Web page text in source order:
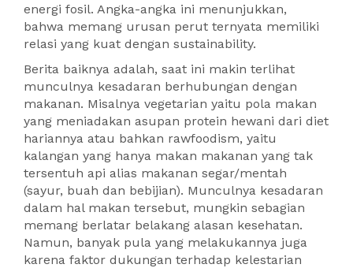
energi fosil. Angka-angka ini menunjukkan,
bahwa memang urusan perut ternyata memiliki
relasi yang kuat dengan sustainability.
Berita baiknya adalah, saat ini makin terlihat
munculnya kesadaran berhubungan dengan
makanan. Misalnya vegetarian yaitu pola makan
yang meniadakan asupan protein hewani dari diet
hariannya atau bahkan rawfoodism, yaitu
kalangan yang hanya makan makanan yang tak
tersentuh api alias makanan segar/mentah
(sayur, buah dan bebijian). Munculnya kesadaran
dalam hal makan tersebut, mungkin sebagian
memang berlatar belakang alasan kesehatan.
Namun, banyak pula yang melakukannya juga
karena faktor dukungan terhadap kelestarian